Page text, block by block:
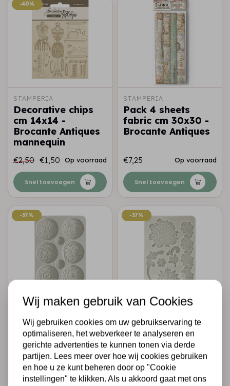
-40%
-40%
STAMPERIA
Decorative chips
cm 14x14 -
Brocante Antiques
mannequin
€2,50 €1,50 Op voorraad
Snel toevoegen
STAMPERIA
Pack 4 sheets
fabric cm 30x30 -
Brocante Antiques
€7,25 Op voorraad
Snel toevoegen
-37%
-37%
STAMPERIA
Silicon mold A5 -
Brocante Antiques
clocks
€18,95 €12,00
Op voorraad
-37%
-37%
Silicon mold A5 -
Brocante Antiques
laces
€18,95 €12,00
Op voorraad
Wij maken gebruik van Cookies
Wij gebruiken cookies om uw gebruikservaring te
optimaliseren, het webverkeer te analyseren en
gerichte advertenties te kunnen tonen via derde
partijen. Lees meer over hoe wij cookies gebruiken
en hoe u ze kunt beheren door op "Cookie
instellingen" te klikken. Als u akkoord gaat met ons